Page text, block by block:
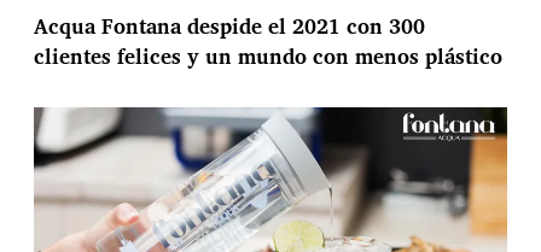
d
e
a
e
n
t
r
l
2
0
1
d
e
A
c
q
Acqua Fontana despide el 2021 con 300
clientes felices y un mundo con menos plástico